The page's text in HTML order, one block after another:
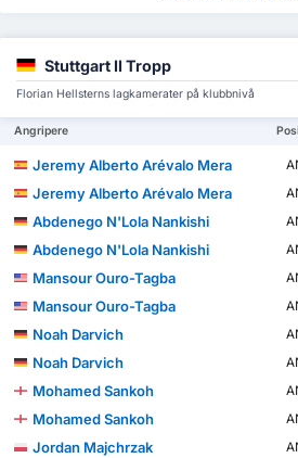
Stuttgart II Tropp
Florian Hellsterns lagkamerater på klubbnivå
Angripere
Jeremy Alberto Arévalo Mera
Jeremy Alberto Arévalo Mera
Abdenego N'Lola Nankishi
Abdenego N'Lola Nankishi
Mansour Ouro-Tagba
Mansour Ouro-Tagba
Noah Darvich
Noah Darvich
Mohamed Sankoh
Mohamed Sankoh
Jordan Majchrzak